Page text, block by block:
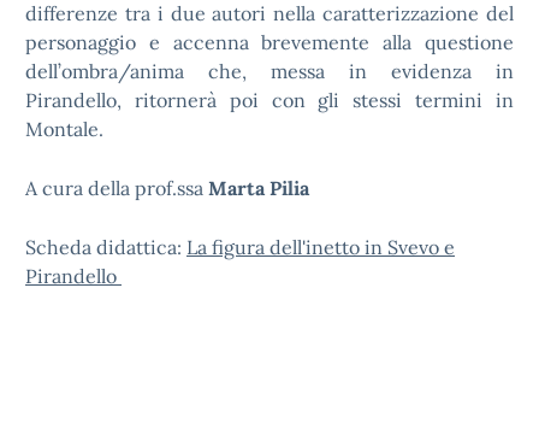
differenze tra i due autori nella caratterizzazione del
personaggio e accenna brevemente alla questione
dell’ombra/anima che, messa in evidenza in
Pirandello, ritornerà poi con gli stessi termini in
Montale.
A cura della prof.ssa Marta Pilia
Scheda didattica: La figura dell'inetto in Svevo e
Pirandello